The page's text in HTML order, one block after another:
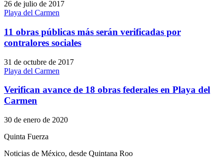
26 de julio de 2017
Playa del Carmen
11 obras públicas más serán verificadas por
contralores sociales
31 de octubre de 2017
Playa del Carmen
Verifican avance de 18 obras federales en Playa del
Carmen
30 de enero de 2020
Quinta Fuerza
Noticias de México, desde Quintana Roo